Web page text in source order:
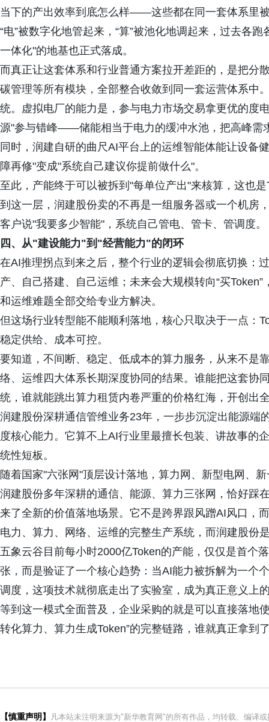
当下的产出效率到底怎么样——这些都在同一套体系里
“电”被数字化地管起来，“算”被池化地调起来，过去各
一体化"的地基也正式落成。
而真正让这套体系和行业普通方案拉开差距的，是把分
碳管理等所有模块，全部整合收敛到同一套运营体系中
统。虚拟电厂的能力是，参与电力市场交易拿更优的度
源"参与错峰——储能相当于电力的缓冲水池，把高峰需
同时，润建自研的曲尺AI平台上的运维智能体能让设备
障再修"变成"系统自己建议你提前做什么"。
至此，产能终于可以被拆到"每单位产出"来核算，这也
到这一层，润建股份卖的不再是一组服务器或一个机房
客户说"我要多少智能"，系统自己管电、管卡、管调度。
四、从"建设能力"到"经营能力"的闭环
在AI推理拐点到来之后，整个行业的逻辑会彻底切换：
产、自己搭建、自己运维；未来会大规模转向“买
和运维难题全部交给专业方解决。
但这场行业转型能不能顺利落地，核心只取决于一点：
稳定供给、成本可控。
要知道，不间断、稳定、低成本的算力服务，从来不是
络、运维四大体系长期深度协同的结果。谁能把这套协
统，谁就能跳出算力租赁内卷严重的价格红海，开创出
润建股份深耕通信管维业务23年，一步步沉淀出能源端
度核心能力。它算不上AI行业里最擅长包装、讲故事的
统性短板。
随着国家"六张网"顶层设计落地，算力网、新型电网、
润建股份多年深耕的通信、能源、算力三张网，恰好踩
来了全新的价值落地场景。它不是跨界跟风蹭AI风口，
电力、算力、网络、运维的完整生产系统，而润建股份
五象云谷目前每小时2000亿Token的产能，仅仅是首个
张，而是验证了一个核心趋势：当AI能力被拆解为一个
调度，这项技术就彻底走出了实验室，成为真正意义上
等到这一模式全面普及，企业采购的就是可以直接落地
转化算力、算力生成Token”的完整链路，谁就真正拿到
【慎重声明】
凡本站未注明来源为"新华教育网"的所有作品，均转载、编译